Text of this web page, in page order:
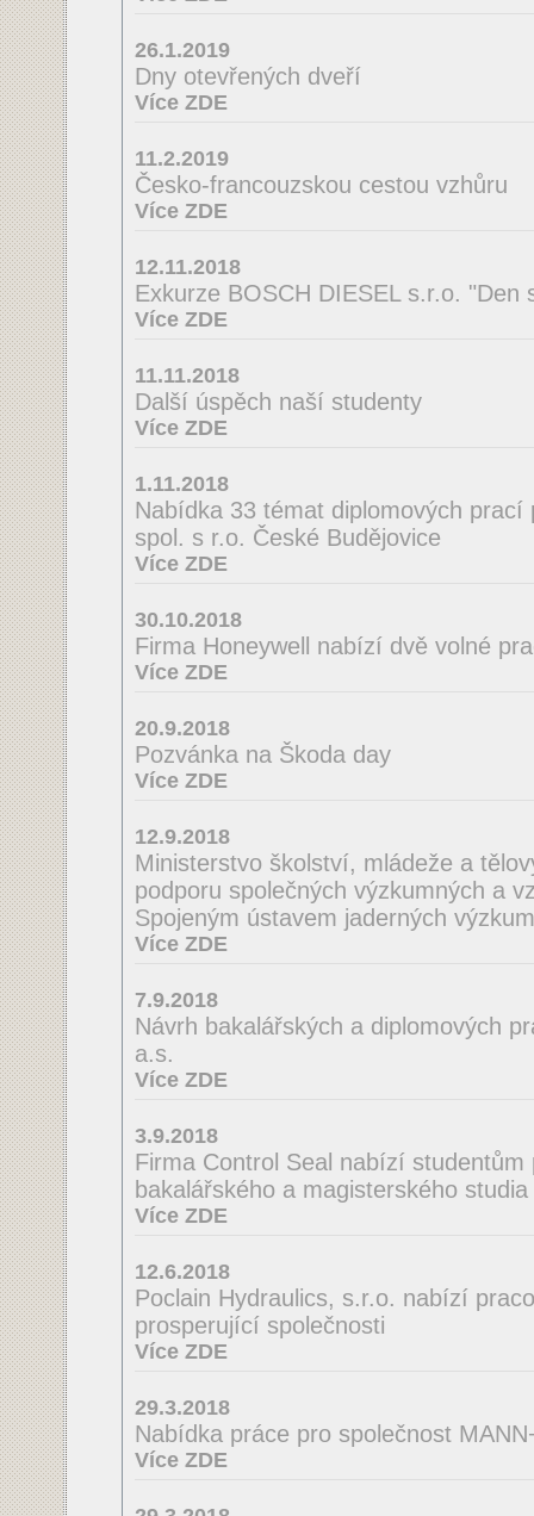
26.1.2019
Dny otevřených dveří
Více ZDE
11.2.2019
Česko-francouzskou cestou vzhůru
Více ZDE
12.11.2018
Exkurze BOSCH DIESEL s.r.o. "Den
Více ZDE
11.11.2018
Další úspěch naší studenty
Více ZDE
1.11.2018
Nabídka 33 témat diplomových prací
spol. s r.o. České Budějovice
Více ZDE
30.10.2018
Firma Honeywell nabízí dvě volné
Více ZDE
20.9.2018
Pozvánka na Škoda day
Více ZDE
12.9.2018
Ministerstvo školství, mládeže a
podporu společných výzkumných a
Spojeným ústavem jaderných
Více ZDE
7.9.2018
Návrh bakalářských a diplomových
a.s.
Více ZDE
3.9.2018
Firma Control Seal nabízí
bakalářského a magisterského
Více ZDE
12.6.2018
Poclain Hydraulics, s.r.o. nabízí
prosperující společnosti
Více ZDE
29.3.2018
Nabídka práce pro společnost
Více ZDE